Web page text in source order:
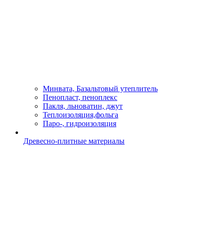
Минвата, Базальтовый утеплитель
Пенопласт, пеноплекс
Пакля, льноватин, джут
Теплоизоляция,фольга
Паро-, гидроизоляция
Древесно-плитные материалы